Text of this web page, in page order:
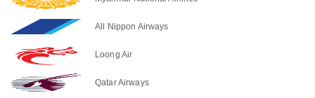
All Nippon Airways
Loong Air
Qatar Airways